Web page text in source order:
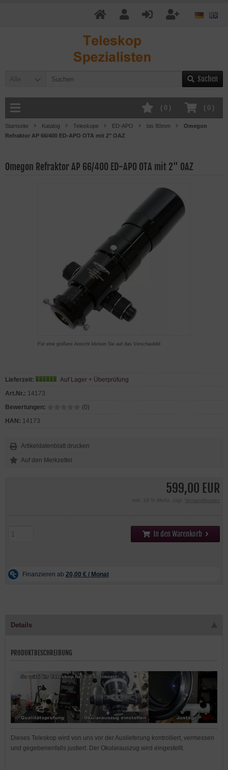
Alle Suchen
( 0 )
( 0 )
Startseite Katalog Teleskope ED-APO bis 80mm
Omegon
Refraktor AP 66/400 ED-APO OTA mit 2" OAZ
Omegon Refraktor AP 66/400 ED-APO OTA mit 2" OAZ
Für eine größere Ansicht klicken Sie auf das Vorschaubild
599,00 EUR
inkl. 19 % MwSt. zzgl. Versandkosten
In den Warenkorb
Lieferzeit:
Auf Lager + Überprüfung
Art.Nr.: 14173
Bewertungen:
(0)
HAN: 14173
Artikeldatenblatt drucken
Details
PRODUKTBESCHREIBUNG
Dieses Teleskop wird von uns vor der Auslieferung kontrolliert, vermessen
und gegebenenfalls justiert. Der Okularauszug wird eingestellt.